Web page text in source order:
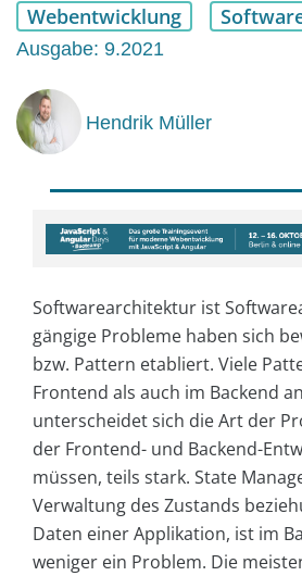
Webentwicklung
Ausgabe: 9.2021
Hendrik Müller
Softwarearchitektur ist
gängige Probleme haben sich
bzw. Pattern etabliert. Viele
Frontend als auch im Backend
unterscheidet sich die Art der
der Frontend- und Backend-
müssen, teils stark. State
Verwaltung des Zustands
Daten einer Applikation, ist im
weniger ein Problem. Die